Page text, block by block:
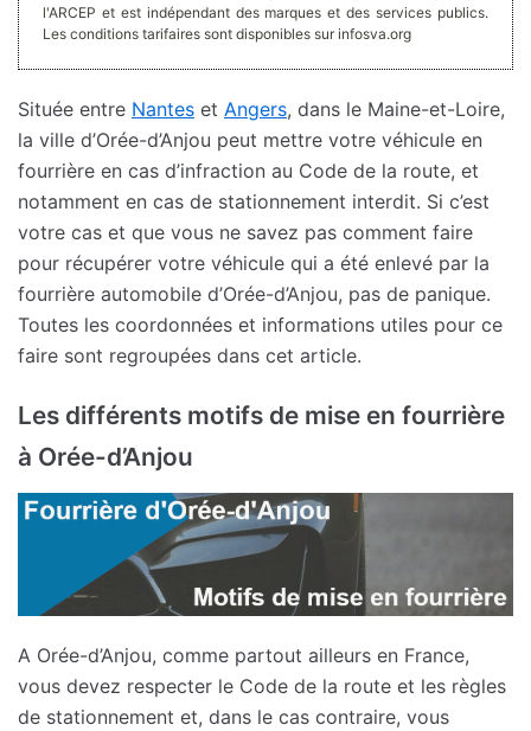
l'ARCEP et est indépendant des marques et des services publics.
Les conditions tarifaires sont disponibles sur infosva.org
Située entre Nantes et Angers, dans le Maine-et-Loire,
la ville d’Orée-d’Anjou peut mettre votre véhicule en
fourrière en cas d’infraction au Code de la route, et
notamment en cas de stationnement interdit. Si c’est
votre cas et que vous ne savez pas comment faire
pour récupérer votre véhicule qui a été enlevé par la
fourrière automobile d’Orée-d’Anjou, pas de panique.
Toutes les coordonnées et informations utiles pour ce
faire sont regroupées dans cet article.
Les différents motifs de mise en fourrière
à Orée-d’Anjou
A Orée-d’Anjou, comme partout ailleurs en France,
vous devez respecter le Code de la route et les règles
de stationnement et, dans le cas contraire, vous